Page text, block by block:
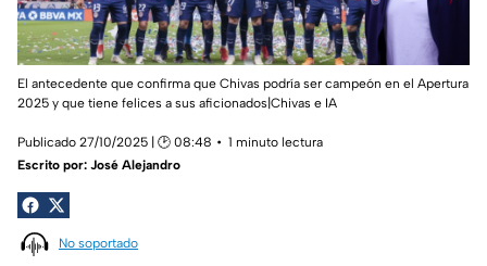
El antecedente que confirma que Chivas podría ser campeón en el Apertura
2025 y que tiene felices a sus aficionados|Chivas e IA
Publicado 27/10/2025 | 🕑 08:48
1 minuto lectura
Escrito por: José Alejandro
No soportado